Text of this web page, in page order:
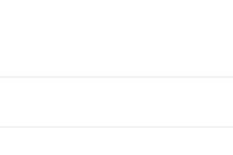
il pedigree, la
la vita di un
Cattledog?